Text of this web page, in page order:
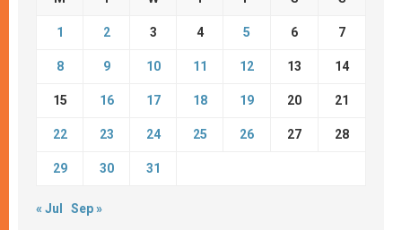
1 2 3 4 5 6 7
8 9 10 11 12 13 14
15 16 17 18 19 20 21
22 23 24 25 26 27 28
29 30 31
« Jul Sep »